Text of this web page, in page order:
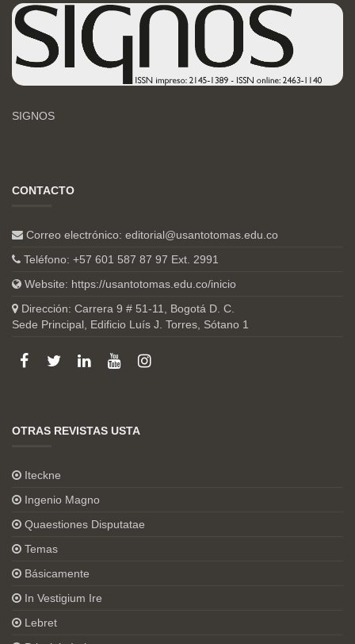
SIGNOS
CONTACTO
Correo electrónico: editorial@usantotomas.edu.co
Teléfono: +57 601 587 87 97 Ext. 2991
Website: https://usantotomas.edu.co/inicio
Dirección: Carrera 9 # 51-11, Bogotá D. C.
Sede Principal, Edificio Luís J. Torres, Sótano 1
OTRAS REVISTAS USTA
Iteckne
Ingenio Magno
Quaestiones Disputatae
Temas
Básicamente
In Vestigium Ire
Lebret